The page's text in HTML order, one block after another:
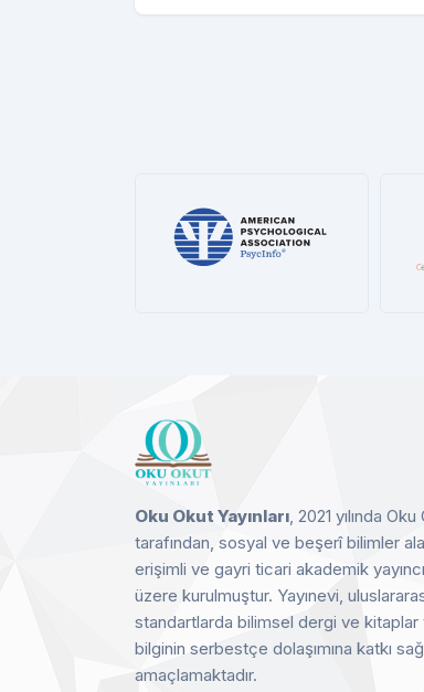
Oku Okut Yayınları, 2021 yılında
tarafından, sosyal ve beşerî bilimler
erişimli ve gayri ticari akademik
üzere kurulmuştur. Yayınevi,
standartlarda bilimsel dergi ve kitaplar
bilginin serbestçe dolaşımına katkı
amaçlamaktadır.